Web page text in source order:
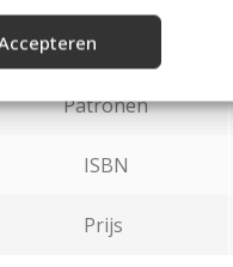
Pagina’s
Patronen
ISBN
Prijs